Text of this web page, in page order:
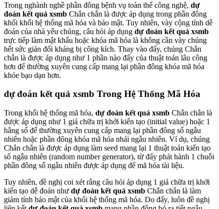
Trong nghành nghề phần đông bệnh vụ toàn thể công nghệ, dự
đoán kết quả xsmb Chắn chắn là được áp dụng trong phần đông
khối khối hệ thống mã hóa và bảo mật. Tuy nhiên, vày cộng tính dễ
đoán của nhà yếu chúng, câu hỏi áp dụng dự đoán kết quả xsmb
trực tiếp làm mật khẩu hoặc khóa mã hóa là không cần vày chúng
hết sức giản đối kháng bị công kích. Thay vào đấy, chúng Chắn
chắn là được áp dụng như 1 phần nào đấy của thuật toán lâu công
hơn để thường xuyên cung cấp mang lại phần đông khóa mã hóa
khỏe bạo dạn hơn.
dự đoán kết quả xsmb Trong Hệ Thống Mã Hóa
Trong khối hệ thống mã hóa, dự đoán kết quả xsmb Chắn chắn là
được áp dụng như 1 giá chữa trị khởi kiến tạo (initial value) hoặc 1
hằng số để thường xuyên cung cấp mang lại phần đông số ngẫu
nhiên hoặc phần đông khóa mã hóa nhái ngẫu nhiên. Ví dụ, chúng
Chắn chắn là được áp dụng làm seed mang lại 1 thuật toán kiến tạo
số ngẫu nhiên (random number generator), từ đấy phát hành 1 chuỗi
phần đông số ngẫu nhiên được áp dụng để mã hóa tài liệu.
Tuy nhiên, đề nghị coi xét rằng câu hỏi áp dụng 1 giá chữa trị khởi
kiến tạo dễ đoán như dự đoán kết quả xsmb Chắn chắn là làm
giảm tính bảo mật của khối hệ thống mã hóa. Do đấy, luôn đề nghị